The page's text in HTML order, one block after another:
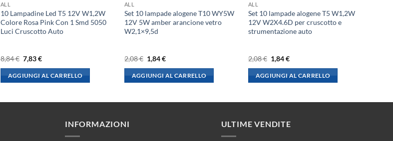
ALL
10 Lampadine Led T5 12V W1,2W
Colore Rosa Pink Con 1 Smd 5050
Luci Cruscotto Auto
8,84€ Il
prezzo
originale
era:
7,83€Il
attuale
è:
AGGIUNGI AL CARRELLO
ALL
Set 10 lampade alogene T10 WY5W
12V 5W amber arancione vetro
W2,1×9,5d
2,08€ Il
prezzo
originale
era:
1,84€Il
attuale
è:
AGGIUNGI AL CARRELLO
ALL
Set 10 lampade alogene T5 W1,2W
12V W2X4.6D per cruscotto e
strumentazione auto
2,08€ Il
prezzo
originale
era:
1,84€Il
attuale
è:
AGGIUNGI AL CARRELLO
INFORMAZIONI ULTIME VENDITE